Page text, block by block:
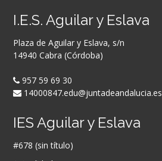
I.E.S. Aguilar y Eslava
Plaza de Aguilar y Eslava, s/n
14940 Cabra (Córdoba)
957 59 69 30
14000847.edu@juntadeandalucia.es
IES Aguilar y Eslava
#678 (sin título)